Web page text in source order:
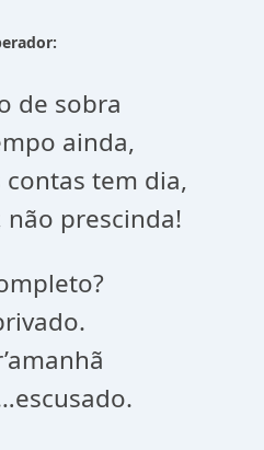
de sobra
ainda,
contas tem dia,
não prescinda!